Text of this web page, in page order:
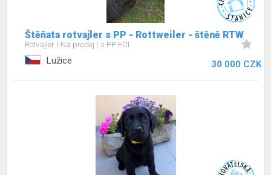
Štěňata rotvajler s PP - Rottweiler - štěně RTW
Rotvajler Na prodej s PP FCI
Lužice 30 000 CZK